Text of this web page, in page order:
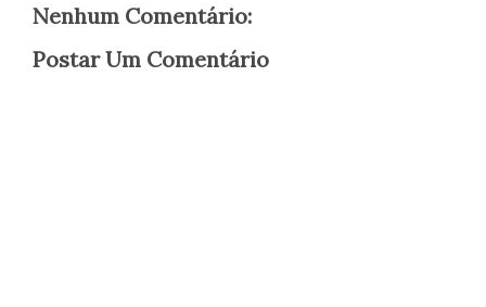
Nenhum Comentário:
Postar Um Comentário